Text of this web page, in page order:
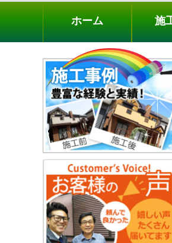
ホーム 施